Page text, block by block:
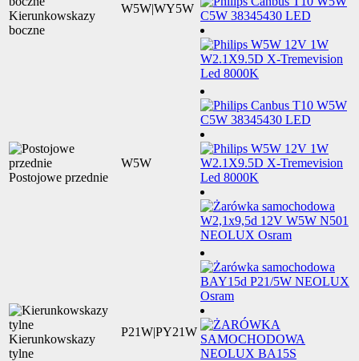
Kierunkowskazy
boczne
W5W|WY5W
Postojowe przednie
W5W
Kierunkowskazy
tylne
P21W|PY21W